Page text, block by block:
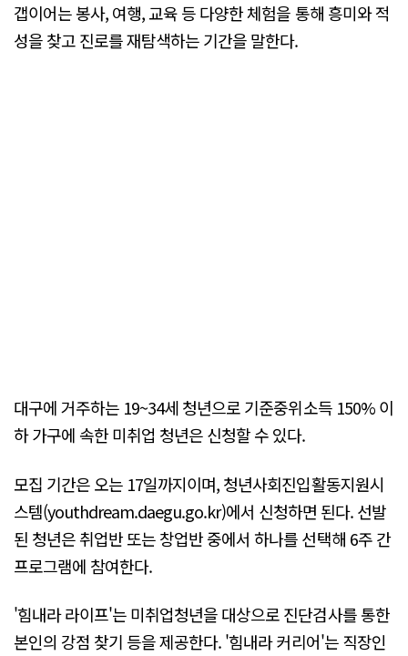
갭이어는 봉사, 여행, 교육 등 다양한 체험을 통해 흥미와 적
성을 찾고 진로를 재탐색하는 기간을 말한다.
대구에 거주하는 19~34세 청년으로 기준중위소득 150% 이
하 가구에 속한 미취업 청년은 신청할 수 있다.
모집 기간은 오는 17일까지이며, 청년사회진입활동지원시
스템(youthdream.daegu.go.kr)에서 신청하면 된다. 선발
된 청년은 취업반 또는 창업반 중에서 하나를 선택해 6주 간
프로그램에 참여한다.
'힘내라 라이프'는 미취업청년을 대상으로 진단검사를 통한
본인의 강점 찾기 등을 제공한다. '힘내라 커리어'는 직장인